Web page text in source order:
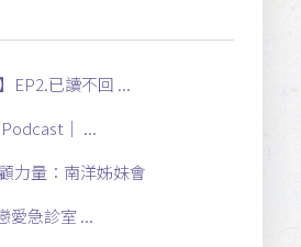
EP2.已讀不回 ...
｜ ...
力量：南洋姊妹會
愛急診室 ...